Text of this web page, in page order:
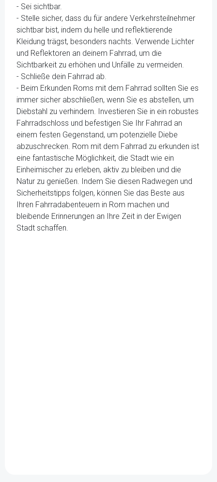
- Sei sichtbar.
- Stelle sicher, dass du für andere Verkehrsteilnehmer
sichtbar bist, indem du helle und reflektierende
Kleidung trägst, besonders nachts. Verwende Lichter
und Reflektoren an deinem Fahrrad, um die
Sichtbarkeit zu erhöhen und Unfälle zu vermeiden.
- Schließe dein Fahrrad ab.
- Beim Erkunden Roms mit dem Fahrrad sollten Sie es
immer sicher abschließen, wenn Sie es abstellen, um
Diebstahl zu verhindern. Investieren Sie in ein robustes
Fahrradschloss und befestigen Sie Ihr Fahrrad an
einem festen Gegenstand, um potenzielle Diebe
abzuschrecken. Rom mit dem Fahrrad zu erkunden ist
eine fantastische Möglichkeit, die Stadt wie ein
Einheimischer zu erleben, aktiv zu bleiben und die
Natur zu genießen. Indem Sie diesen Radwegen und
Sicherheitstipps folgen, können Sie das Beste aus
Ihren Fahrradabenteuern in Rom machen und
bleibende Erinnerungen an Ihre Zeit in der Ewigen
Stadt schaffen.